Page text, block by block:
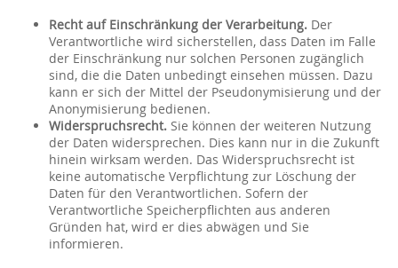
Recht auf Einschränkung der Verarbeitung. Der
Verantwortliche wird sicherstellen, dass Daten im Falle
der Einschränkung nur solchen Personen zugänglich
sind, die die Daten unbedingt einsehen müssen. Dazu
kann er sich der Mittel der Pseudonymisierung und der
Anonymisierung bedienen.
Widerspruchsrecht. Sie können der weiteren Nutzung
der Daten widersprechen. Dies kann nur in die Zukunft
hinein wirksam werden. Das Widerspruchsrecht ist
keine automatische Verpflichtung zur Löschung der
Daten für den Verantwortlichen. Sofern der
Verantwortliche Speicherpflichten aus anderen
Gründen hat, wird er dies abwägen und Sie
informieren.